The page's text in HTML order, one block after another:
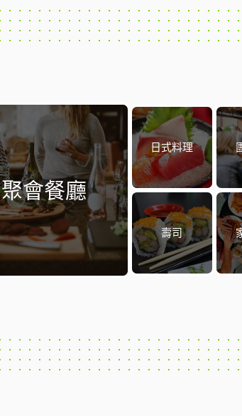
聚會餐廳
日式料理
壽司